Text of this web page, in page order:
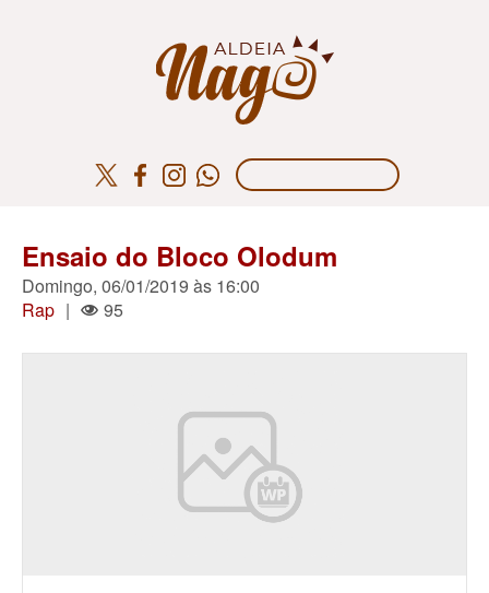
Ensaio do Bloco Olodum
Domingo, 06/01/2019 às 16:00
Rap | 95